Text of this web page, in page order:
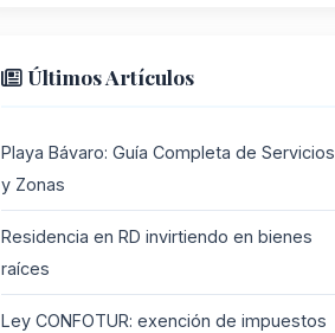
Últimos Artículos
Playa Bávaro: Guía Completa de Servicios
y Zonas
Residencia en RD invirtiendo en bienes
raíces
Ley CONFOTUR: exención de impuestos